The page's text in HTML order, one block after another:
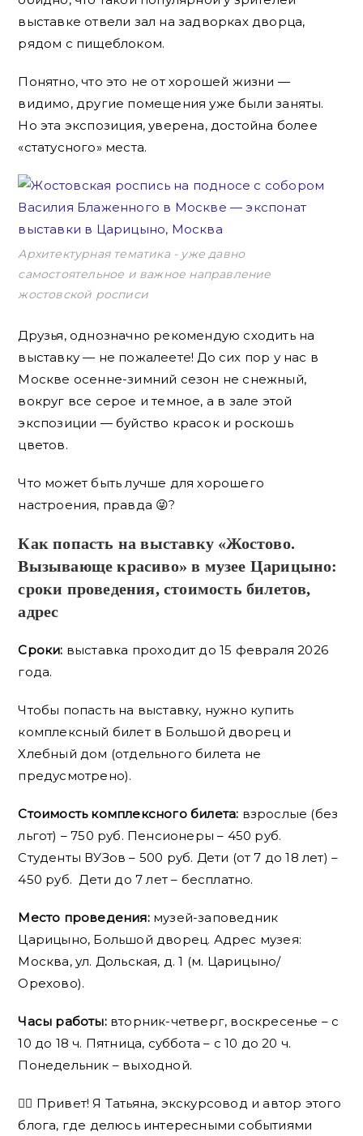
выставке отвели зал на задворках дворца,
рядом с пищеблоком.
Понятно, что это не от хорошей жизни —
видимо, другие помещения уже были заняты.
Но эта экспозиция, уверена, достойна более
«статусного» места.
Архитектурная тематика - уже давно
самостоятельное и важное направление
жостовской росписи
Друзья, однозначно рекомендую сходить на
выставку — не пожалеете! До сих пор у нас в
Москве осенне-зимний сезон не снежный,
вокруг все серое и темное, а в зале этой
экспозиции — буйство красок и роскошь
цветов.
Что может быть лучше для хорошего
настроения, правда 😜?
Как попасть на выставку «Жостово.
Вызывающе красиво» в музее Царицыно:
сроки проведения, стоимость билетов,
адрес
Сроки: выставка проходит до 15 февраля 2026
года.
Чтобы попасть на выставку, нужно купить
комплексный билет в Большой дворец и
Хлебный дом (отдельного билета не
предусмотрено).
Стоимость комплексного билета: взрослые (без
льгот) – 750 руб. Пенсионеры – 450 руб.
Студенты ВУЗов – 500 руб. Дети (от 7 до 18 лет) –
450 руб. Дети до 7 лет – бесплатно.
Место проведения:музей-заповедник
Царицыно, Большой дворец. Адрес музея:
Москва, ул. Дольская, д. 1 (м. Царицыно/
Орехово).
Часы работы:вторник-четверг, воскресенье – с
10 до 18 ч. Пятница, суббота – с 10 до 20 ч.
Понедельник – выходной.
🙋‍♀️ Привет! Я Татьяна, экскурсовод и автор этого
блога, где делюсь интересными событиями